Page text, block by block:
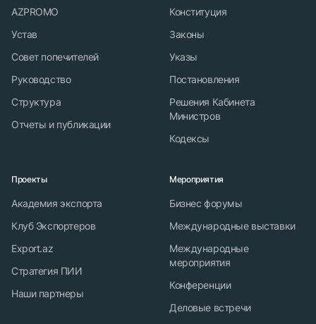
AZPROMO
Устав
Совет попечителей
Руководство
Структура
Отчеты и публикации
Конституция
Законы
Указы
Постановления
Решения Кабинета
Министров
Кодексы
Проекты
Академия экспорта
Клуб Экспортеров
Export.az
Стратегия ПИИ
Наши партнеры
Мероприятия
Бизнес форумы
Международные выставки
Международные
мероприятия
Конференции
Деловые встречи